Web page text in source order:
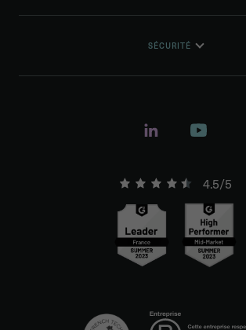
SÉCURITÉ
4.5/5